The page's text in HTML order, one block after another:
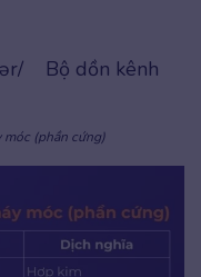
Bộ dồn kênh
móc (phần cứng)